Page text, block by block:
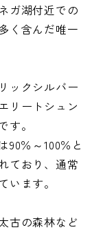
ガ湖付近での
く含んだ唯一
ックシルバー
リートシュン
す。
90％～100％と
ており、通常
ます。
古の森林など